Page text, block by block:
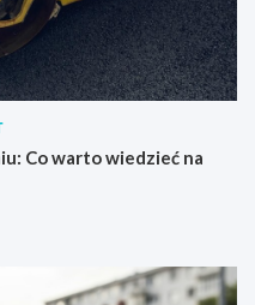
Co warto wiedzieć na